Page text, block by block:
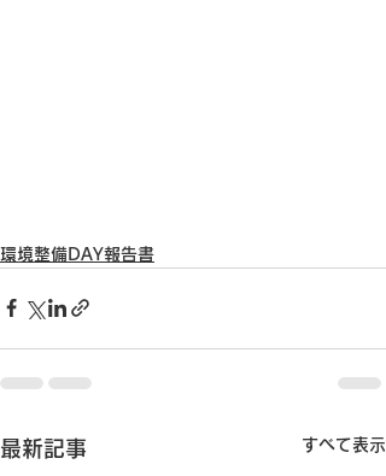
環境整備DAY報告書
最新記事 すべて表示